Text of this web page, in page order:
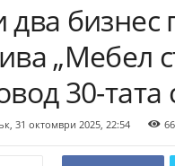
два бизнес
„Мебел
30-
31 октомври 2025, 22:54 66